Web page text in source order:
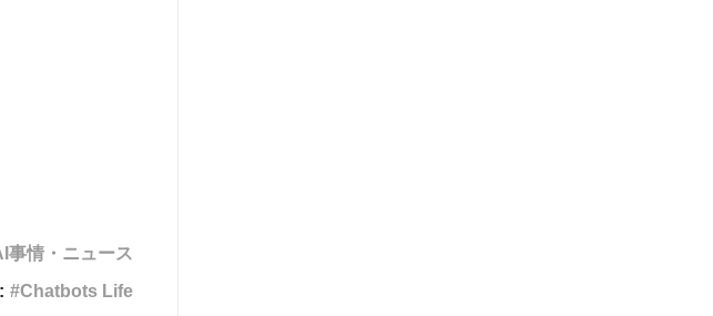
事情・ニュース
Chatbots Life